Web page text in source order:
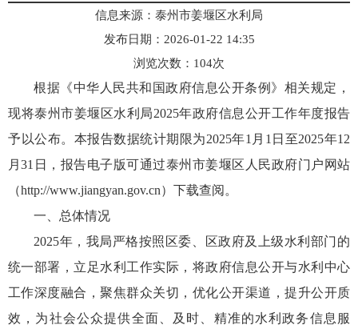
信息来源：泰州市姜堰区水利局
发布日期：2026-01-22 14:35
浏览次数： 104次
根据《中华人民共和国政府信息公开条例》相关规定，
现将泰州市姜堰区水利局2025年政府信息公开工作年度报告
予以公布。本报告数据统计期限为2025年1月1日至2025年12
月31日，报告电子版可通过泰州市姜堰区人民政府门户网站
（http://www.jiangyan.gov.cn）下载查阅。
一、总体情况
2025年，我局严格按照区委、区政府及上级水利部门的
统一部署，立足水利工作实际，将政府信息公开与水利中心
工作深度融合，聚焦群众关切，优化公开渠道，提升公开质
效，为社会公众提供全面、及时、精准的水利政务信息服